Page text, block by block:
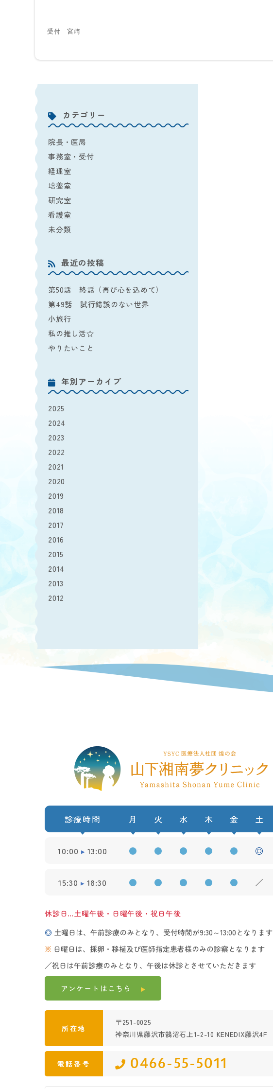
受付 宮崎
カテゴリー
院長・医局
事務室・受付
経理室
培養室
研究室
看護室
未分類
最近の投稿
第50話 終話（再び心を込めて）
第49話 試行錯誤のない世界
小旅行
私の推し活☆
やりたいこと
年別アーカイブ
2025
2024
2023
2022
2021
2020
2019
2018
2017
2016
2015
2014
2013
2012
診療時間 月 火 水 木 金 土
10:00 13:00 ● ● ● ● ● ◎
15:30 18:30 ● ● ● ● ● ／
休診日…土曜午後・日曜午後・祝日午後
◎ 土曜日は、午前診療のみとなり、受付時間が9:30～13:00となります
※ 日曜日は、採卵・移植及び医師指定患者様のみの診察となります
／祝日は午前診療のみとなり、午後は休診とさせていただきます
アンケートは こちら
所在地
〒251-0025
神奈川県藤沢市鵠沼石上1-2-10 KENEDIX藤沢4F
電話番号 0466-55-5011